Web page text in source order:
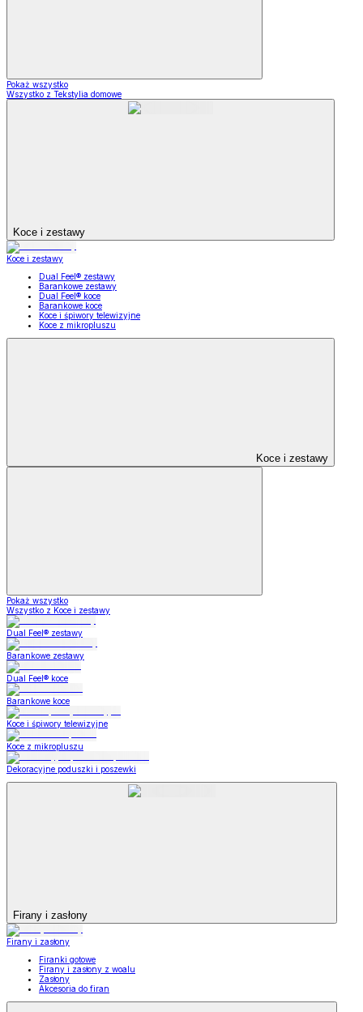
Pokaż wszystko
Wszystko z Tekstylia domowe
Koce i zestawy
Koce i zestawy
Dual Feel® zestawy
Barankowe zestawy
Dual Feel® koce
Barankowe koce
Koce i śpiwory telewizyjne
Koce z mikropluszu
Koce i zestawy
Pokaż wszystko
Wszystko z Koce i zestawy
Dual Feel® zestawy
Barankowe zestawy
Dual Feel® koce
Barankowe koce
Koce i śpiwory telewizyjne
Koce z mikropluszu
Dekoracyjne poduszki i poszewki
Firany i zasłony
Firany i zasłony
Firanki gotowe
Firany i zasłony z woalu
Zasłony
Akcesoria do firan